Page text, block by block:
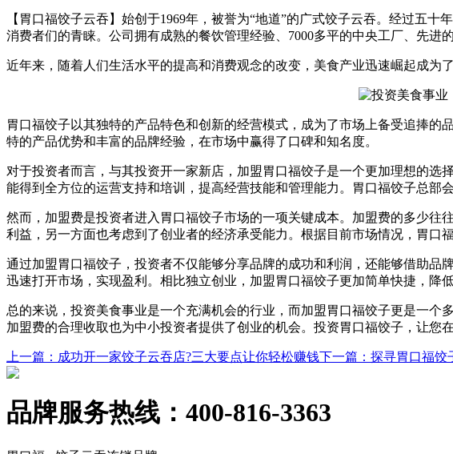
【胃口福饺子云吞】始创于1969年，被誉为“地道”的广式饺子云吞。经过五
消费者们的青睐。公司拥有成熟的餐饮管理经验、7000多平的中央工厂、先
近年来，随着人们生活水平的提高和消费观念的改变，美食产业迅速崛起成为
胃口福饺子以其独特的产品特色和创新的经营模式，成为了市场上备受追捧
特的产品优势和丰富的品牌经验，在市场中赢得了口碑和知名度。
对于投资者而言，与其投资开一家新店，加盟胃口福饺子是一个更加理想的
能得到全方位的运营支持和培训，提高经营技能和管理能力。胃口福饺子总部
然而，加盟费是投资者进入胃口福饺子市场的一项关键成本。加盟费的多少
利益，另一方面也考虑到了创业者的经济承受能力。根据目前市场情况，胃口
通过加盟胃口福饺子，投资者不仅能够分享品牌的成功和利润，还能够借助
迅速打开市场，实现盈利。相比独立创业，加盟胃口福饺子更加简单快捷，降
总的来说，投资美食事业是一个充满机会的行业，而加盟胃口福饺子更是一个
加盟费的合理收取也为中小投资者提供了创业的机会。投资胃口福饺子，让您
上一篇 ：成功开一家饺子云吞店?三大要点让你轻松赚钱下一篇 ：探寻胃口福
品牌服务热线： 400-816-3363